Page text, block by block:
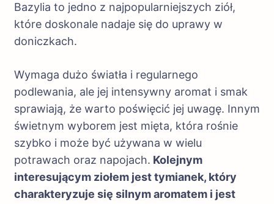
Bazylia to jedno z najpopularniejszych ziół,
które doskonale nadaje się do uprawy w
doniczkach.
Wymaga dużo światła i regularnego
podlewania, ale jej intensywny aromat i smak
sprawiają, że warto poświęcić jej uwagę. Innym
świetnym wyborem jest mięta, która rośnie
szybko i może być używana w wielu
potrawach oraz napojach. Kolejnym
interesującym ziołem jest tymianek, który
charakteryzuje się silnym aromatem i jest